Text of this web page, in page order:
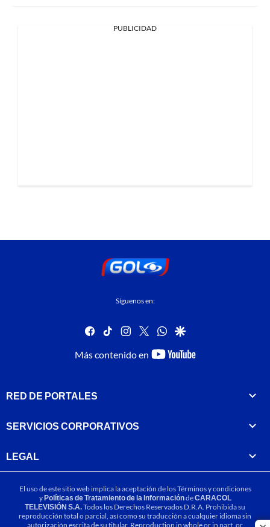
PUBLICIDAD
Síguenos en:
facebook
tiktok instagram
twitterwhatsapp
google
Más contenido en
youtube-
RED DE PORTALES
SERVICIOS CORPORATIVOS
LEGAL
El uso de este sitio web implica la aceptación de losTérminos y condiciones
yPolíticas de Tratamiento de la InformacióndeCARACOL
TELEVISIÓN S.A.Todos los Derechos Reservados D.R.A. Prohibida su
reproducción total o parcial, así como su traducción a cualquier idioma sin
autorización escrita de su titular. Reproduction in whole or in part, or